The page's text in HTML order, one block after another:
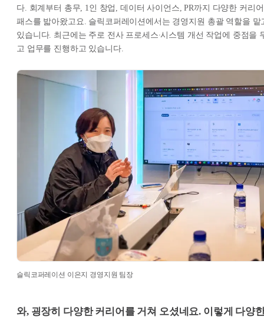
다. 회계부터 총무, 1인 창업, 데이터 사이언스, PR까지 다양한 커리어
패스를 밟아왔고요. 슬릭코퍼레이션에서는 경영지원 총괄 역할을 맡
있습니다. 최근에는 주로 전사 프로세스∙시스템 개선 작업에 중점을
고 업무를 진행하고 있습니다.
슬릭코퍼레이션 이은지 경영지원 팀장
와, 굉장히 다양한 커리어를 거쳐 오셨네요. 이렇게 다양